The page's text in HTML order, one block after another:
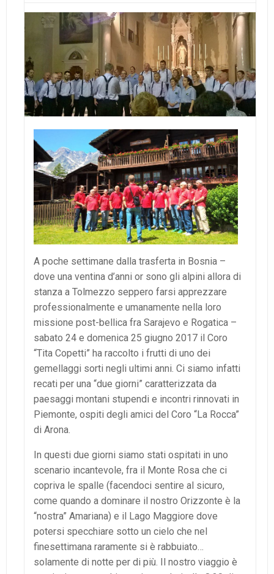
A poche settimane dalla trasferta in Bosnia –
dove una ventina d’anni or sono gli alpini allora di
stanza a Tolmezzo seppero farsi apprezzare
professionalmente e umanamente nella loro
missione post-bellica fra Sarajevo e Rogatica –
sabato 24 e domenica 25 giugno 2017 il Coro
“Tita Copetti” ha raccolto i frutti di uno dei
gemellaggi sorti negli ultimi anni. Ci siamo infatti
recati per una “due giorni” caratterizzata da
paesaggi montani stupendi e incontri rinnovati in
Piemonte, ospiti degli amici del Coro “La Rocca”
di Arona.
In questi due giorni siamo stati ospitati in uno
scenario incantevole, fra il Monte Rosa che ci
copriva le spalle (facendoci sentire al sicuro,
come quando a dominare il nostro Orizzonte è la
“nostra” Amariana) e il Lago Maggiore dove
potersi specchiare sotto un cielo che nel
finesettimana raramente si è rabbuiato…
solamente di notte per di più. Il nostro viaggio è